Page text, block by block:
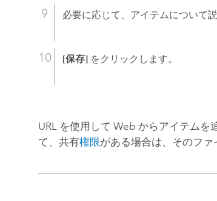
必要に応じて、アイテムについて
[保存] をクリックします。
URL を使用して Web からアイテムを
て、共有権限がある場合は、そのファ